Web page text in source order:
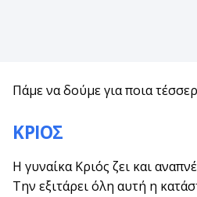
Πάμε να δούμε για ποια
ΚΡΙΟΣ
Η γυναίκα Κριός ζει και
Την εξιτάρει όλη αυτή η